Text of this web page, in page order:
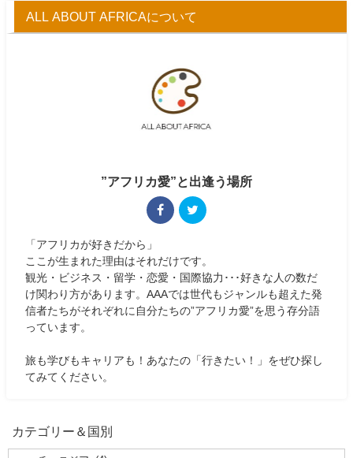
ALL ABOUT AFRICAについて
”アフリカ愛”と出逢う場所
「アフリカが好きだから」
ここが生まれた理由はそれだけです。
観光・ビジネス・留学・恋愛・国際協力･･･好きな人の数だ
け関わり方があります。AAAでは世代もジャンルも超えた発
信者たちがそれぞれに自分たちの”アフリカ愛”を思う存分語
っています。
旅も学びもキャリアも！あなたの「行きたい！」をぜひ探し
てみてください。
カテゴリー＆国別